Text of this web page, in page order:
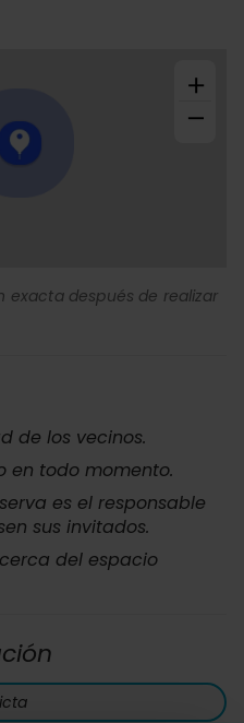
+
−
exacta después de realizar
de los vecinos.
en todo momento.
es el responsable
sus invitados.
del espacio